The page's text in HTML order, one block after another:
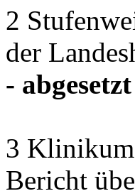
2
der
-
3 Klinikum
Bericht